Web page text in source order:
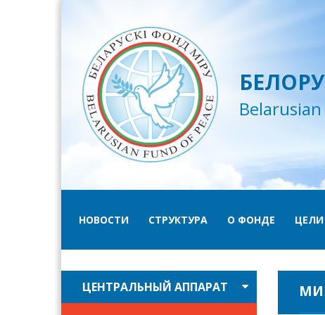
НОВОСТИ СТРУКТУРА О ФОНДЕ
ЦЕНТРАЛЬНЫЙ АППАРАТ